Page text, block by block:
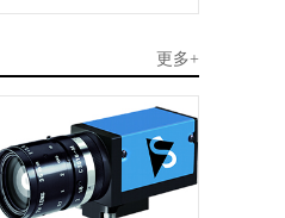
更多+